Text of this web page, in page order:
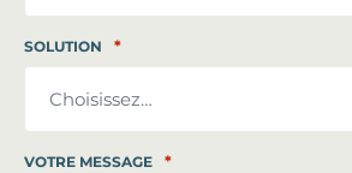
SOLUTION *
VOTRE MESSAGE *